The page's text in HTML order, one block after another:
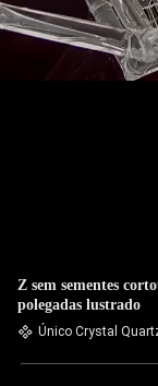
Z sem sementes
polegadas lustrado
Único Crystal